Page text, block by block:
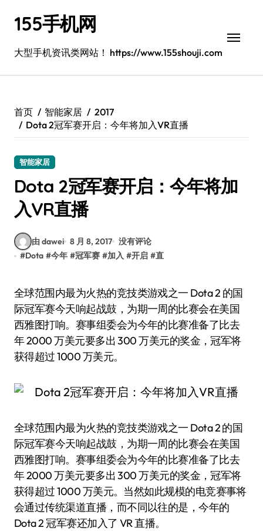
155手机网
大型手机资讯类网站！ https://www.155shouji.com
首页 智能家居
2017
Dota 2冠军赛开启：今年将加入VR直播
智能家居
Dota 2冠军赛开启：今年将加
入VR直播
由 dawei 8 月 8, 2017 没有评论
#Dota #今年 #冠军赛 #加入 #开启 #直
全球范围内最为火热的竞技类游戏之一 Dota 2 的国
际冠军赛今天响起战鼓，为期一周的比赛会在美国
西雅图打响。赛事组委会为今年的比赛准备了比去
年 2000 万美元要多出 300 万美元的奖金，冠军将
获得超过 1000 万美元。
全球范围内最为火热的竞技类游戏之一 Dota 2 的国
际冠军赛今天响起战鼓，为期一周的比赛会在美国
西雅图打响。赛事组委会为今年的比赛准备了比去
年 2000 万美元要多出 300 万美元的奖金，冠军将
获得超过 1000 万美元。当然如此规模的电竞赛事将
会通过传统渠道直播，而不同以往的是，今年的
Dota 2 冠军赛还加入了 VR 直播。